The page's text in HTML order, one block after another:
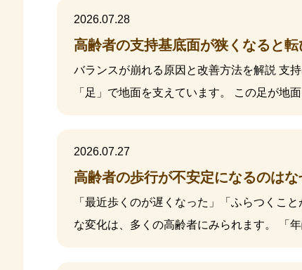
2026.07.28
高齢者の支持基底面が狭くなると転
バランスが崩れる原因と改善方法を解説 支
「足」で地面を支えています。 この足が地
2026.07.27
高齢者の歩行が不安定になるのはな
「最近歩くのが遅くなった」「ふらつくこ
な変化は、多くの高齢者にみられます。 「